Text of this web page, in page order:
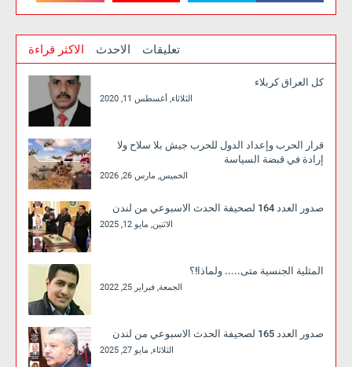
الاكثر قراءة الاحدث تعليقات
كل العراق كربلاء
الثلاثاء, أغسطس 11, 2020
قرار الحرب وإعداد الدول للحرب جيش بلا سلاح ولا
إرادة في قبضة السياسة
الخميس, مارس 26, 2026
صدور العدد 164 لصحيفة الحدث الاسبوعي من لندن
الاثنين, مايو 12, 2025
المثلية الجنسية متى..... ولماذا!؟
الجمعة, فبراير 25, 2022
صدور العدد 165 لصحيفة الحدث الاسبوعي من لندن
الثلاثاء, مايو 27, 2025